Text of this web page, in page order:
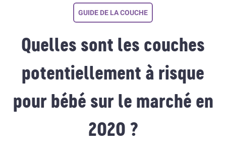
GUIDE DE LA COUCHE
Quelles sont les couches
potentiellement à risque
pour bébé sur le marché en
2020 ?